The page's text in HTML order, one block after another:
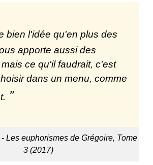
bien l'idée qu'en plus des
apporte aussi des
ce qu'il faudrait, c'est
dans un menu, comme
Les euphorismes de Grégoire, Tome
3 (2017)